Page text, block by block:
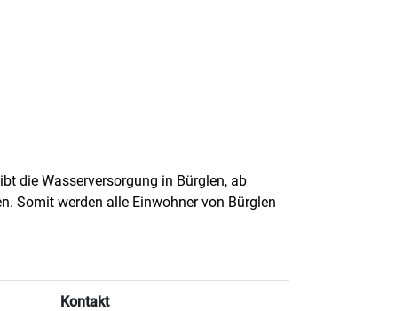
die Wasserversorgung in Bürglen, ab
Somit werden alle Einwohner von Bürglen
Kontakt